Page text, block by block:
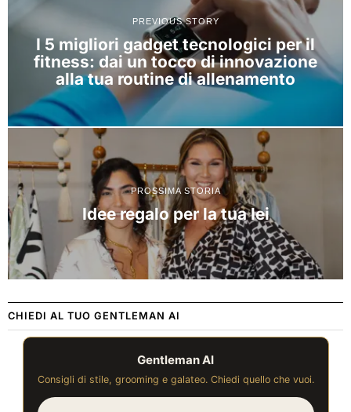
PREVIOUS STORY
I 5 migliori gadget tecnologici per il
fitness: dai un tocco di innovazione
alla tua routine di allenamento
PROSSIMA STORIA
Idee regalo per la tua lei
CHIEDI AL TUO GENTLEMAN AI
Gentleman AI
Consigli di stile, grooming e galateo. Chiedi quello che vuoi.